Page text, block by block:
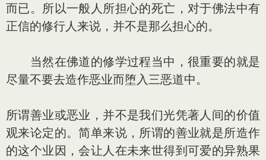
而已。所以一般人所担心的死亡，对于佛法中有
正信的修行人来说，并不是那么担心的。
当然在佛道的修学过程当中，很重要的就是
尽量不要去造作恶业而堕入三恶道中。
所谓善业或恶业，并不是我们光凭著人间的价值
观来论定的。简单来说，所谓的善业就是所造作
的这个业因，会让人在未来世得到可爱的异熟果